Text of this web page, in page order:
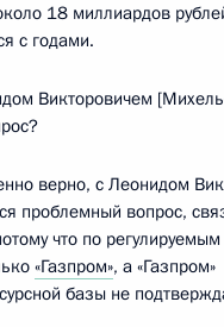
18 миллиардов
с годами.
Викторовичем
верно, с Леонидом
проблемный вопрос,
что по
«Газпром», а «Газпром»
базы не